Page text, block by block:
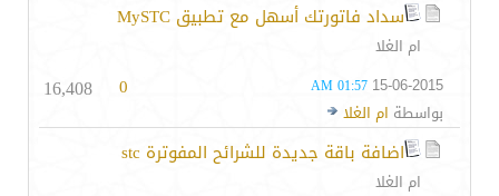
سداد فاتورتك أسهل مع تطبيق MySTC
ام الغلا
15-06-2015
01:57 AM
بواسطة ام الغلا
0
16,408
اضافة باقة جديدة للشرائح المفوترة stc
ام الغلا